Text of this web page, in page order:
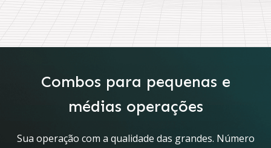
Combos para pequenas e
médias operações
Sua operação com a qualidade das grandes. Número